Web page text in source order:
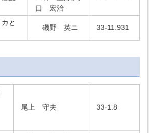
口 宏治
と
磯野 英ニ 33-11.931
尾上 守夫 33-1.8